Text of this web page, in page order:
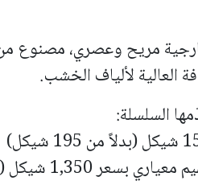
مريح وعصري، مصنوع
العالية لألياف الخشب.
السلسلة:
شيكل (بدلاً من 1,750 شيكل)